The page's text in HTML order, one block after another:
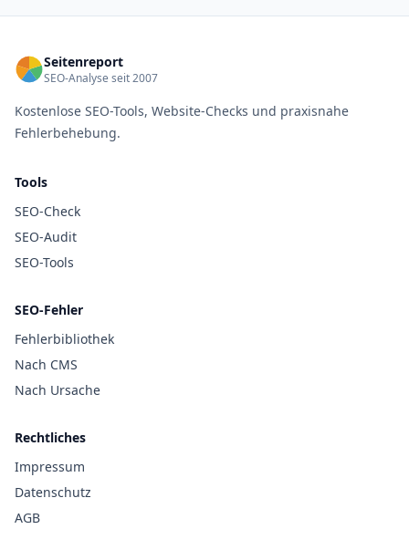
Seitenreport
SEO-Analyse seit 2007
Kostenlose SEO-Tools, Website-Checks und praxisnahe
Fehlerbehebung.
Tools
SEO-Check
SEO-Audit
SEO-Tools
SEO-Fehler
Fehlerbibliothek
Nach CMS
Nach Ursache
Rechtliches
Impressum
Datenschutz
AGB